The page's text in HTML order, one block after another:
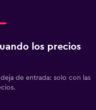
los precios
de entrada: solo con las